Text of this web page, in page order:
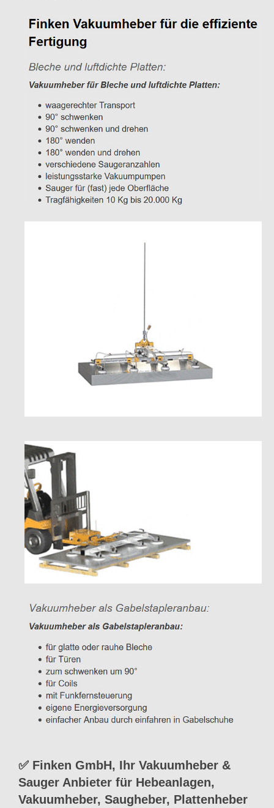
✅ Finken GmbH, Ihr Vakuumheber &
Sauger Anbieter für Hebeanlagen,
Vakuumheber, Saugheber, Plattenheber